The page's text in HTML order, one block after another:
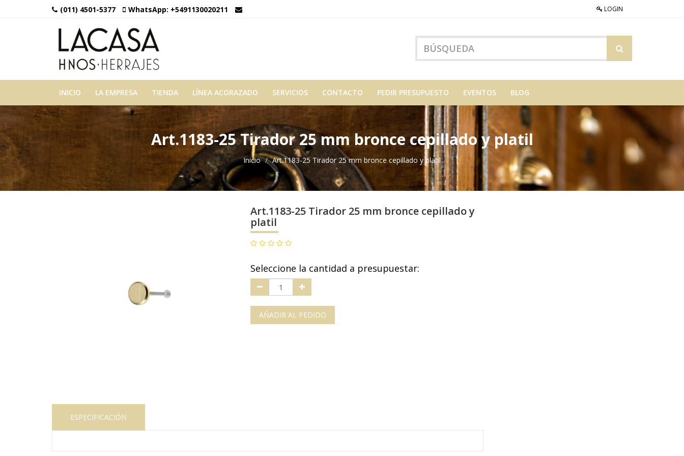
(011) 4501-5377 WhatsApp: +5491130020211 LOGIN
INICIO LA EMPRESA TIENDA LÍNEA ACORAZADO SERVICIOS CONTACTO PEDIR PRESUPUESTO EVENTOS BLOG
Art.1183-25 Tirador 25 mm bronce cepillado y platil
Inicio Art.1183-25 Tirador 25 mm bronce cepillado y platil
Art.1183-25 Tirador 25 mm bronce cepillado y
platil
Seleccione la cantidad a presupuestar:
AÑADIR AL PEDIDO
ESPECIFICACIÓN